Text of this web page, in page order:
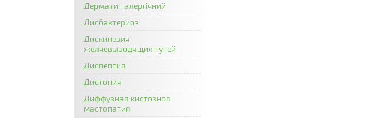
Дерматит алергічний
Дисбактериоз
Дискинезия
желчевыводящих путей
Диспепсия
Дистония
Диффузная кистозноя
мастопатия